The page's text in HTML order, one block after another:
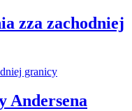
zza zachodniej
Andersena